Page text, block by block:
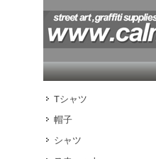
Tシャツ
帽子
シャツ